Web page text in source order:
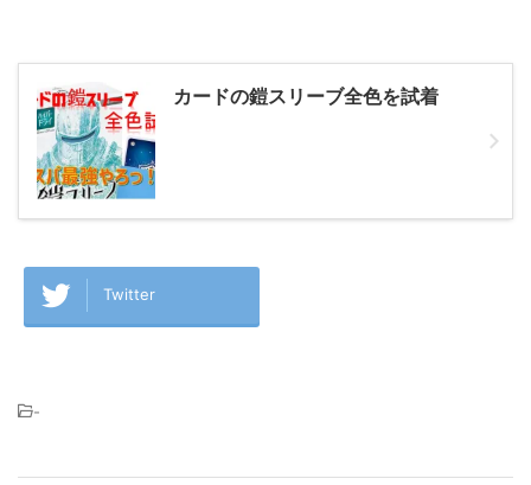
カードの鎧スリーブ全色を試着
Twitter
-